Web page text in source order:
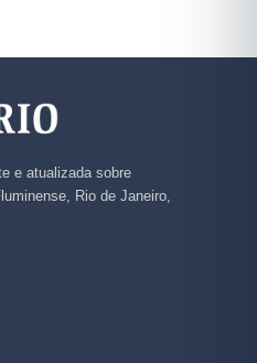
e atualizada sobre
Rio de Janeiro,